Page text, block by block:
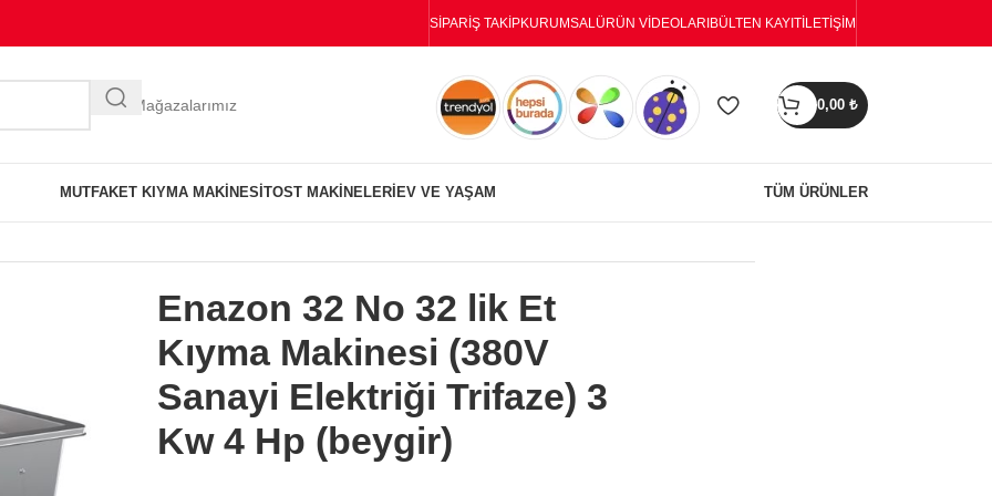
SIPARIŞ TAKIPKURUMSALÜRÜN VIDEOLARI BÜLTEN KAYIT İLETIŞIM
Diğer Mağazalarımız 0,00 ₺
MUTFAKET KIYMA MAKINESI TOST MAKINELERI EV VE YAŞAM TÜM ÜRÜNLER
Enazon 32 No 32 lik Et
Kıyma Makinesi (380V
Sanayi Elektriği Trifaze) 3
Kw 4 Hp (beygir)